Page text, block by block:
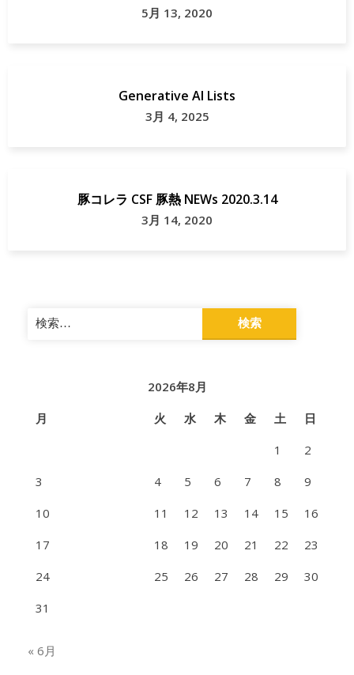
5月 13, 2020
Generative AI Lists
3月 4, 2025
豚コレラ CSF 豚熱 NEWs 2020.3.14
3月 14, 2020
検
索:
2026年8月
月
火 水 木 金 土
日
1
2
3
4 5 6 7 8
9
10
11 12 13 14 15
16
17
18 19 20 21 22
23
24
25 26 27 28 29
30
31
« 6月